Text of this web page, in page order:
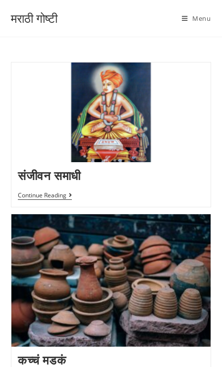
मराठी गोष्टी Menu
संजीवन समाधी
Continue Reading
कच्चं मडकं